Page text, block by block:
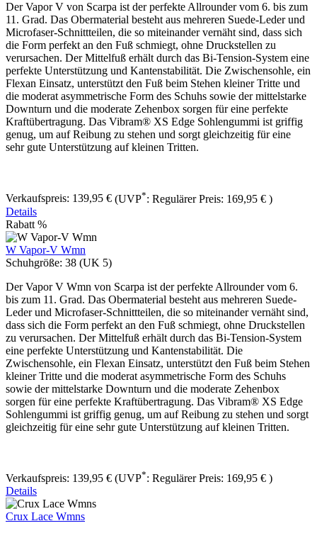
Der Vapor V von Scarpa ist der perfekte Allrounder vom 6. bis zum
11. Grad. Das Obermaterial besteht aus mehreren Suede-Leder und
Microfaser-Schnittteilen, die so miteinander vernäht sind, dass sich
die Form perfekt an den Fuß schmiegt, ohne Druckstellen zu
verursachen. Der Mittelfuß erhält durch das Bi-Tension-System eine
perfekte Unterstützung und Kantenstabilität. Die Zwischensohle, ein
Flexan Einsatz, unterstützt den Fuß beim Stehen kleiner Tritte und
die moderat asymmetrische Form des Schuhs sowie der mittelstarke
Downturn und die moderate Zehenbox sorgen für eine perfekte
Kraftübertragung. Das Vibram® XS Edge Sohlengummi ist griffig
genug, um auf Reibung zu stehen und sorgt gleichzeitig für eine
sehr gute Unterstützung auf kleinen Tritten.
Verkaufspreis: 139,95 € (UVP*: Regulärer Preis: 169,95 € )
Details
Rabatt %
W Vapor-V Wmn
Schuhgröße: 38 (UK 5)
Der Vapor V Wmn von Scarpa ist der perfekte Allrounder vom 6.
bis zum 11. Grad. Das Obermaterial besteht aus mehreren Suede-
Leder und Microfaser-Schnittteilen, die so miteinander vernäht sind,
dass sich die Form perfekt an den Fuß schmiegt, ohne Druckstellen
zu verursachen. Der Mittelfuß erhält durch das Bi-Tension-System
eine perfekte Unterstützung und Kantenstabilität. Die
Zwischensohle, ein Flexan Einsatz, unterstützt den Fuß beim Stehen
kleiner Tritte und die moderat asymmetrische Form des Schuhs
sowie der mittelstarke Downturn und die moderate Zehenbox
sorgen für eine perfekte Kraftübertragung. Das Vibram® XS Edge
Sohlengummi ist griffig genug, um auf Reibung zu stehen und sorgt
gleichzeitig für eine sehr gute Unterstützung auf kleinen Tritten.
Verkaufspreis: 139,95 € (UVP*: Regulärer Preis: 169,95 € )
Details
Crux Lace Wmns